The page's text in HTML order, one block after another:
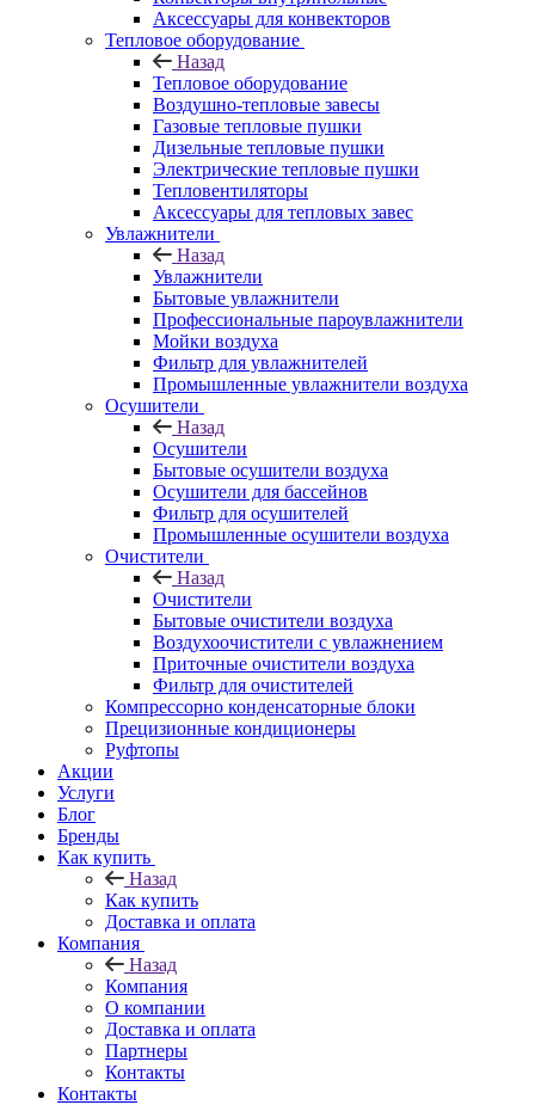
Аксессуары для конвекторов
Тепловое оборудование
Назад
Тепловое оборудование
Воздушно-тепловые завесы
Газовые тепловые пушки
Дизельные тепловые пушки
Электрические тепловые пушки
Тепловентиляторы
Аксессуары для тепловых завес
Увлажнители
Назад
Увлажнители
Бытовые увлажнители
Профессиональные пароувлажнители
Мойки воздуха
Фильтр для увлажнителей
Промышленные увлажнители воздуха
Осушители
Назад
Осушители
Бытовые осушители воздуха
Осушители для бассейнов
Фильтр для осушителей
Промышленные осушители воздуха
Очистители
Назад
Очистители
Бытовые очистители воздуха
Воздухоочистители с увлажнением
Приточные очистители воздуха
Фильтр для очистителей
Компрессорно конденсаторные блоки
Прецизионные кондиционеры
Руфтопы
Акции
Услуги
Блог
Бренды
Как купить
Назад
Как купить
Доставка и оплата
Компания
Назад
Компания
О компании
Доставка и оплата
Партнеры
Контакты
Контакты